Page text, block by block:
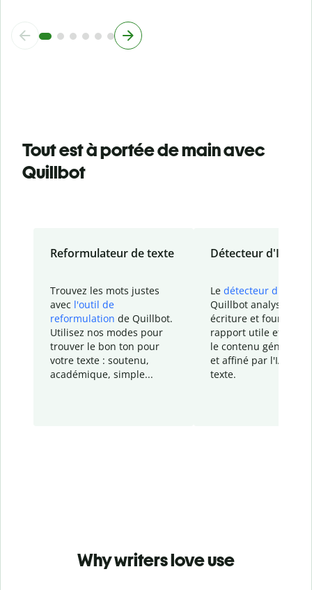
Tout est à portée de main avec
Quillbot
Reformulateur de texte
Trouvez les mots justes
avec l'outil de
reformulation de Quillbot.
Utilisez nos modes pour
trouver le bon ton pour
votre texte : soutenu,
académique, simple...
Détecteur d'IA
Le détecteur d'IA
Quillbot analyse votre
écriture et fournit un
rapport utile et
le contenu généré
et affiné par l'IA
texte.
Why writers love use